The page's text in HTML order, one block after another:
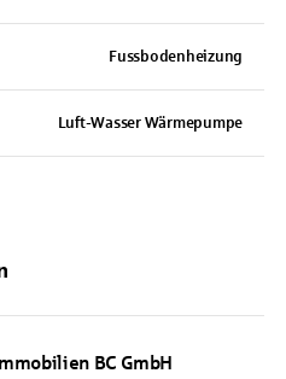
Fussbodenheizung
Luft-Wasser Wärmepumpe
BC GmbH